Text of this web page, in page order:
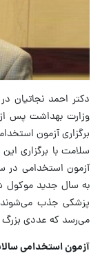
دکتر احمد نجاتیان
وزارت بهداشت پس
برگزاری آزمون
سلامت با برگزاری
آزمون استخدامی در
می‌رسد که عددی
آزمون استخدامی